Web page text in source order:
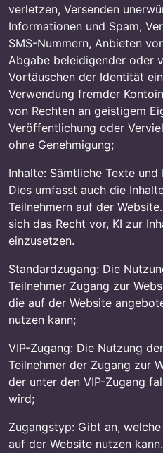
verletzen, Versenden
Informationen und Spam,
SMS-Nummern, Anbieten
Abgabe beleidigender oder
Vortäuschen der Identität
Verwendung fremder
von Rechten an geistigem
Veröffentlichung oder
ohne Genehmigung;
Inhalte: Sämtliche Texte
Dies umfasst auch die
Teilnehmern auf der
sich das Recht vor, KI zur
einzusetzen.
Standardzugang: Die
Teilnehmer Zugang zur
die auf der Website
nutzen kann;
VIP-Zugang: Die Nutzung
Teilnehmer der Zugang zur
der unter den VIP-Zugang
wird;
Zugangstyp: Gibt an,
auf der Website nutzen